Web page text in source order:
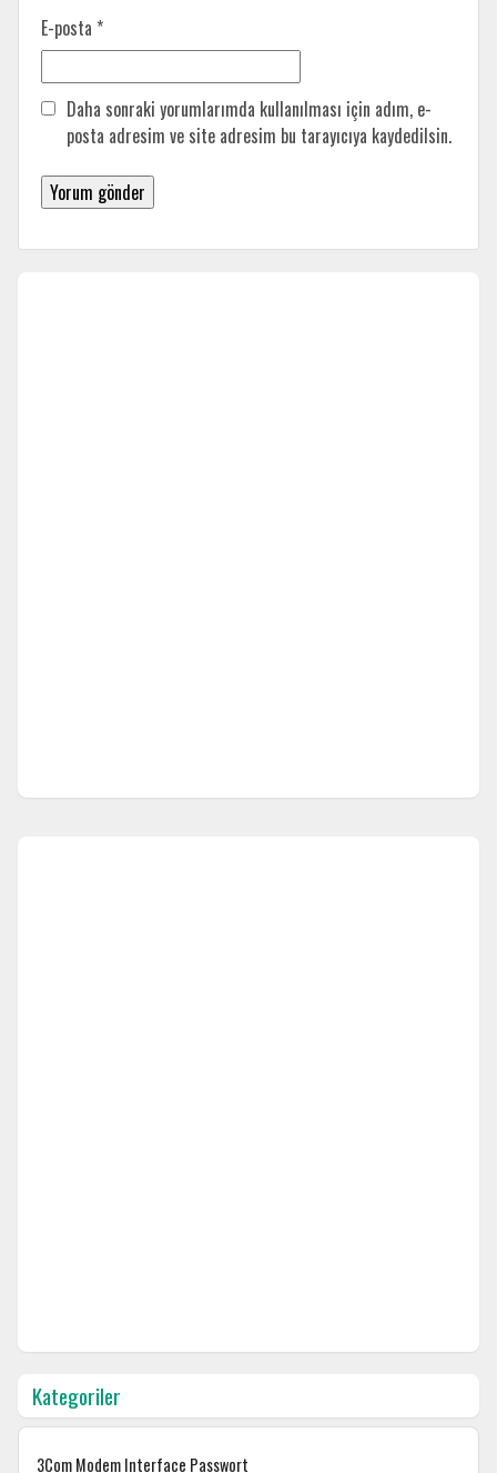
E-posta *
Daha sonraki yorumlarımda kullanılması için adım, e-
posta adresim ve site adresim bu tarayıcıya kaydedilsin.
Kategoriler
3Com Modem Interface Passwort